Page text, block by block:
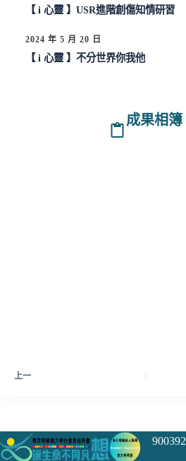
【 i 心靈 】USR進階創傷知情研習
2024 年 5 月 20 日
【 i 心靈 】不分世界你我他
成果相簿
上一